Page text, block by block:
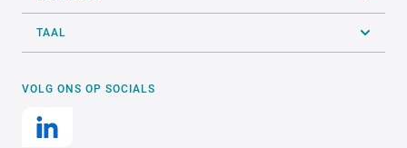
TAAL
VOLG ONS OP SOCIALS